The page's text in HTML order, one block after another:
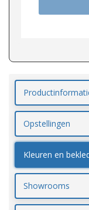
Opstellingen
Kleuren en
Showrooms